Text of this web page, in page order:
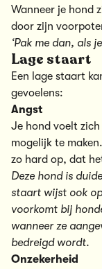
Wanneer je hond
door zijn
‘Pak me dan, als
Lage staart
Een lage staart
gevoelens:
Angst
Je hond voelt
mogelijk te
zo hard op, dat
Deze hond is
staart wijst ook
voorkomt bij
wanneer ze
bedreigd wordt.
Onzekerheid